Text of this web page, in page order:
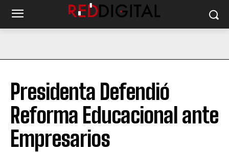
Presidenta Defendió
Reforma Educacional ante
Empresarios